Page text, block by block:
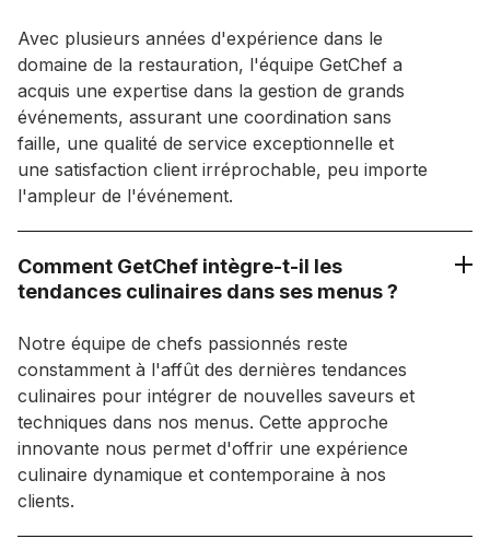
Avec plusieurs années d'expérience dans le
domaine de la restauration, l'équipe GetChef a
acquis une expertise dans la gestion de grands
événements, assurant une coordination sans
faille, une qualité de service exceptionnelle et
une satisfaction client irréprochable, peu importe
l'ampleur de l'événement.
Comment GetChef intègre-t-il les
tendances culinaires dans ses menus ?
Notre équipe de chefs passionnés reste
constamment à l'affût des dernières tendances
culinaires pour intégrer de nouvelles saveurs et
techniques dans nos menus. Cette approche
innovante nous permet d'offrir une expérience
culinaire dynamique et contemporaine à nos
clients.